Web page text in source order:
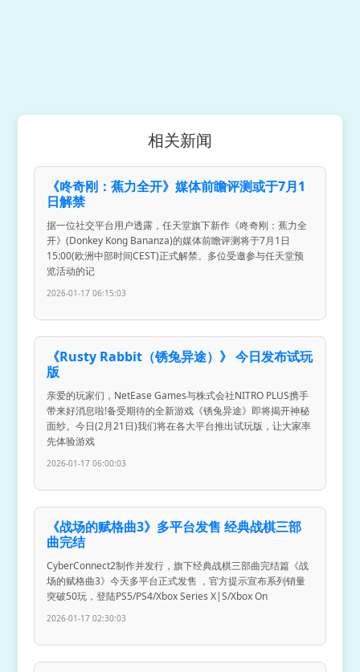
相关新闻
《咚奇刚：蕉力全开》媒体前瞻评测或于7月1
日解禁
据一位社交平台用户透露，任天堂旗下新作《咚奇刚：蕉力全
开》(Donkey Kong Bananza)的媒体前瞻评测将于7月1日
15:00(欧洲中部时间CEST)正式解禁。多位受邀参与任天堂预
览活动的记
2026-01-17 06:15:03
《Rusty Rabbit（锈兔异途）》 今日发布试玩
版
亲爱的玩家们，NetEase Games与株式会社NITRO PLUS携手
带来好消息啦!备受期待的全新游戏《锈兔异途》即将揭开神秘
面纱。今日(2月21日)我们将在各大平台推出试玩版，让大家率
先体验游戏
2026-01-17 06:00:03
《战场的赋格曲3》多平台发售 经典战棋三部
曲完结
CyberConnect2制作并发行，旗下经典战棋三部曲完结篇《战
场的赋格曲3》今天多平台正式发售 ，官方提示宣布系列销量
突破50玩，登陆PS5/PS4/Xbox Series X|S/Xbox On
2026-01-17 02:30:03